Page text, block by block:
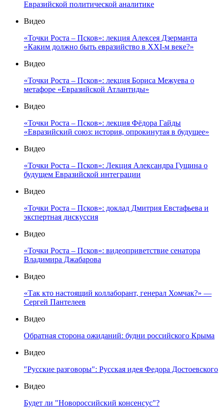
Евразийской политической аналитике
Видео
«Точки Роста – Псков»: лекция Алексея Дзерманта
«Каким должно быть евразийство в XXI-м веке?»
Видео
«Точки Роста – Псков»: лекция Бориса Межуева о
метафоре «Евразийской Атлантиды»
Видео
«Точки Роста – Псков»: лекция Фёдора Гайды
«Евразийский союз: история, опрокинутая в будущее»
Видео
«Точки Роста – Псков»: Лекция Александра Гущина о
будущем Евразийской интеграции
Видео
«Точки Роста – Псков»: доклад Дмитрия Евстафьева и
экспертная дискуссия
Видео
«Точки Роста – Псков»: видеоприветствие сенатора
Владимира Джабарова
Видео
«Так кто настоящий коллаборант, генерал Хомчак?» —
Сергей Пантелеев
Видео
Обратная сторона ожиданий: будни российского Крыма
Видео
"Русские разговоры": Русская идея Федора Достоевского
Видео
Будет ли "Новороссийский консенсус"?